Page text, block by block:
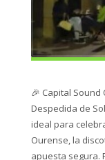
🎉 Capital
Despedida de
ideal para
Ourense, la
apuesta segura.